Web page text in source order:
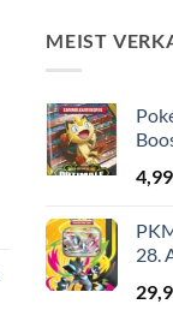
MEIST
4,99
28.